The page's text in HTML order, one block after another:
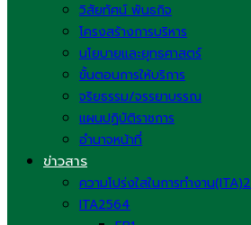
วิสัยทัศน์ พันธกิจ
โครงสร้างการบริหาร
นโยบายและยุทธศาสตร์
ขั้นตอนการให้บริการ
จริยธรรม/จรรยาบรรณ
แผนปฏิบัติราชการ
อำนาจหน้าที่
ข่าวสาร
ความโปร่งใสในการทำงาน(ITA)2
ITA2564